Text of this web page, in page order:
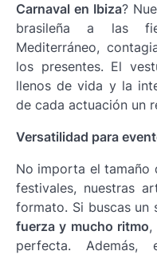
Carnaval en Ibiza?
brasileña a las
Mediterráneo,
los presentes. El
llenos de vida y la
de cada actuación un
Versatilidad para
No importa el tamaño
festivales, nuestras
formato. Si buscas un
fuerza y mucho ritmo,
perfecta. Además,